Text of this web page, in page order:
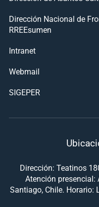
Dirección Nacional de
RREEsumen
Intranet
Webmail
SIGEPER
Dirección: Teatinos
Atención presencial:
Santiago, Chile. Horario: